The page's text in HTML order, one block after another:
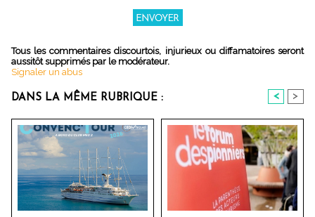
Tous les commentaires discourtois, injurieux ou diffamatoires seront
aussitôt supprimés par le modérateur.
Signaler un abus
DANS LA MÊME RUBRIQUE : < >